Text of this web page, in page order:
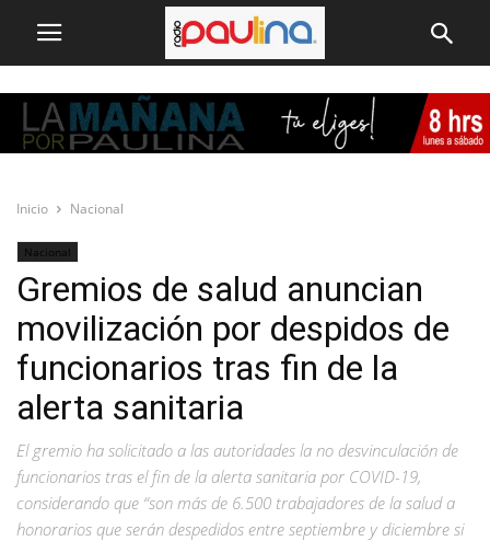
Inicio Nacional
Nacional
Gremios de salud anuncian
movilización por despidos de
funcionarios tras fin de la
alerta sanitaria
El gremio ha solicitado a las autoridades la no desvinculación de
funcionarios tras el fin de la alerta sanitaria por COVID-19,
considerando que “son más de 6.500 trabajadores de la salud a
honorarios que serán despedidos entre septiembre y diciembre si